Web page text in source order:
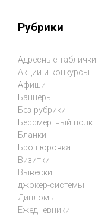
Рубрики
Адресные таблички
Акции и конкурсы
Афиши
Баннеры
Без рубрики
Бессмертный полк
Бланки
Брошюровка
Визитки
Вывески
джокер-системы
Дипломы
Ежедневники